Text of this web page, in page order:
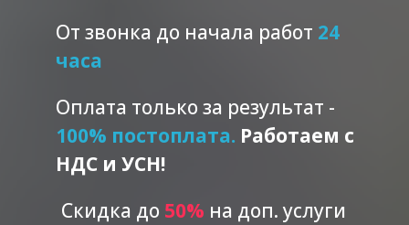
От звонка до начала работ 24
часа
Оплата только за результат -
100% постоплата. Работаем с
НДС и УСН!
Скидка до 50% на доп. услуги